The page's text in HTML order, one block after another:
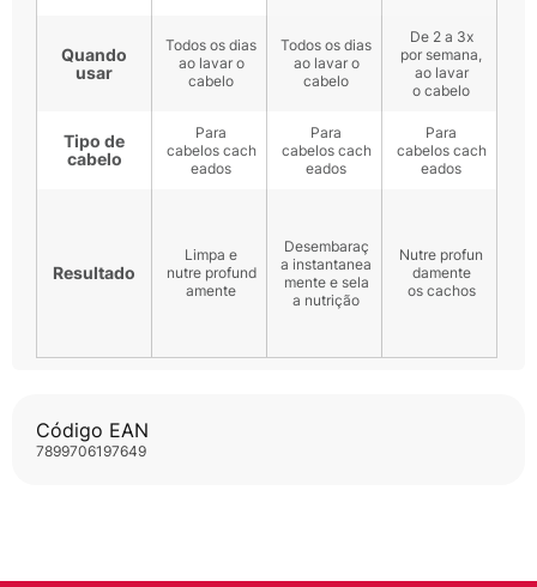
Código EAN
7899706197649